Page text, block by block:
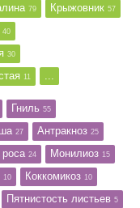
79 Крыжовник 57
40
30
11
Гниль 55
27 Антракноз 25
24 Монилиоз 15
10 Коккомикоз 10
Пятнистость листьев 5